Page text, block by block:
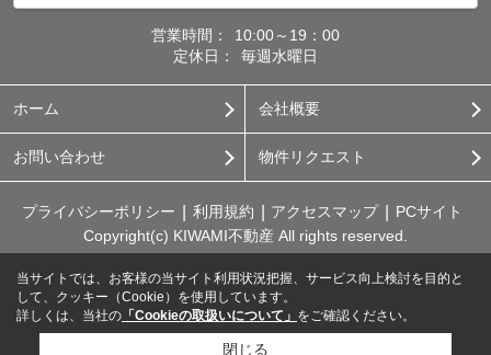
営業時間：
10:00～19：00
定休日：
毎週水曜日
ホーム 会社概要
お問い合わせ 物件リクエスト
プライバシーポリシー 利用規約 アクセスマップ
PCサイト
Copyright(c) KIWAMI不動産 All rights reserved.
当サイトでは、お客様の当サイト利用状況把握、サービス向上検討を目的と
して、クッキー（Cookie）を使用しています。
詳しくは、当社の 「Cookieの取扱いについて」 をご確認ください。
閉じる